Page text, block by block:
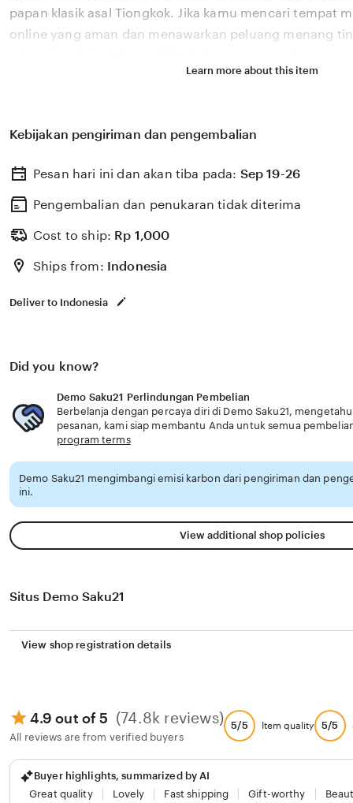
papan klasik asal Tiongkok. Jika kamu mencari tempat
online yang aman dan menawarkan peluang menang
Learn more about this item
Kebijakan pengiriman dan pengembalian
Pesan hari ini dan akan tiba pada: Sep 19-26
Pengembalian dan penukaran tidak diterima
Cost to ship: Rp 1,000
Ships from: Indonesia
Deliver to Indonesia
Did you know?
Demo Saku21 Perlindungan Pembelian
Berbelanja dengan percaya diri di Demo Saku21,
pesanan, kami siap membantu Anda untuk semua
program terms
Demo Saku21 mengimbangi emisi karbon dari pengiriman dan
ini.
View additional shop policies
Situs Demo Saku21
View shop registration details
4.9 out of 5 (74.8k reviews)
All reviews are from verified buyers
5/5 Item quality 5/5
Buyer highlights, summarized by AI
Great quality
Lovely Fast shipping Gift-worthy